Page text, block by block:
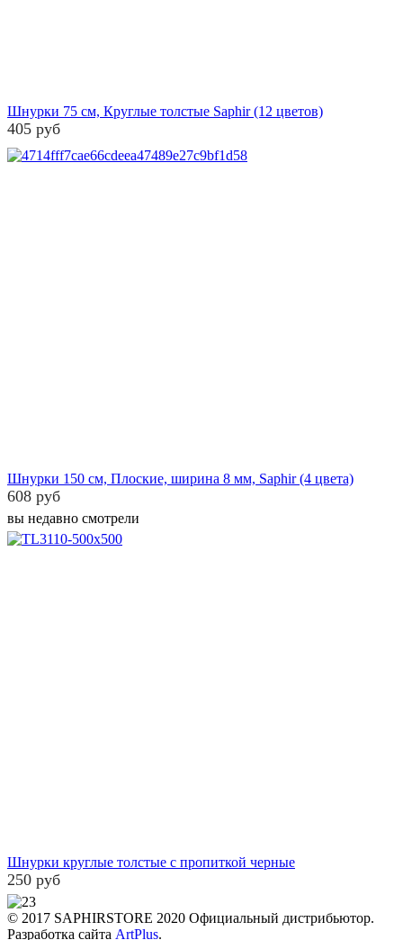
Шнурки 75 см, Круглые толстые Saphir (12 цветов)
405 руб
Шнурки 150 см, Плоские, ширина 8 мм, Saphir (4 цвета)
608 руб
вы недавно смотрели
Шнурки круглые толстые с пропиткой черные
250 руб
© 2017 SAPHIRSTORE 2020 Официальный дистрибьютор.
Разработка сайта ArtPlus.